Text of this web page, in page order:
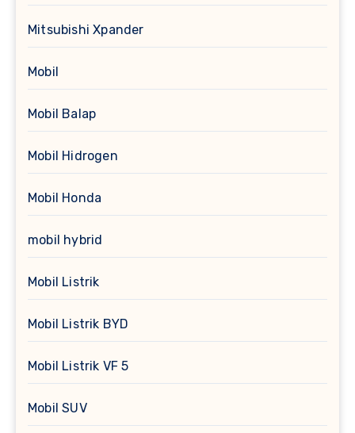
Mitsubishi Xpander
Mobil
Mobil Balap
Mobil Hidrogen
Mobil Honda
mobil hybrid
Mobil Listrik
Mobil Listrik BYD
Mobil Listrik VF 5
Mobil SUV